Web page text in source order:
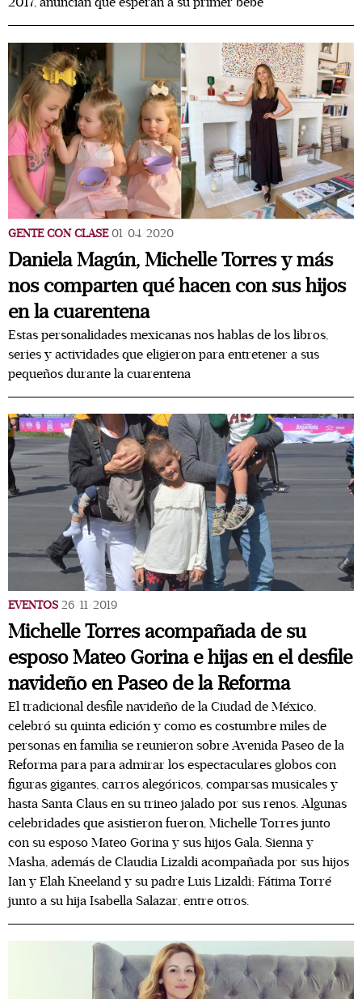
GENTE CON CLASE 01/04/2020
Daniela Magún, Michelle Torres y más
nos comparten qué hacen con sus hijos
en la cuarentena
Estas personalidades mexicanas nos hablas de los libros,
series y actividades que eligieron para entretener a sus
pequeños durante la cuarentena
EVENTOS 26/11/2019
Michelle Torres acompañada de su
esposo Mateo Gorina e hijas en el desfile
navideño en Paseo de la Reforma
El tradicional desfile navideño de la Ciudad de México,
celebró su quinta edición y como es costumbre miles de
personas en familia se reunieron sobre Avenida Paseo de la
Reforma para para admirar los espectaculares globos con
figuras gigantes, carros alegóricos, comparsas musicales y
hasta Santa Claus en su trineo jalado por sus renos. Algunas
celebridades que asistieron fueron, Michelle Torres junto
con su esposo Mateo Gorina y sus hijos Gala, Sienna y
Masha, además de Claudia Lizaldi acompañada por sus hijos
Ian y Elah Kneeland y su padre Luis Lizaldi; Fátima Torré
junto a su hija Isabella Salazar, entre otros.